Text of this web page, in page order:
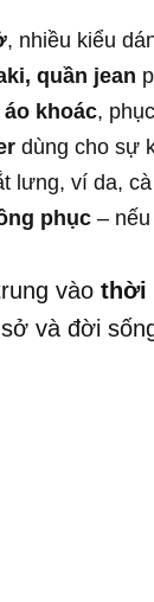
, nhiều kiểu
quần jean
khoác,
dùng cho sự
lưng, ví da,
phục –
vào thời
và đời